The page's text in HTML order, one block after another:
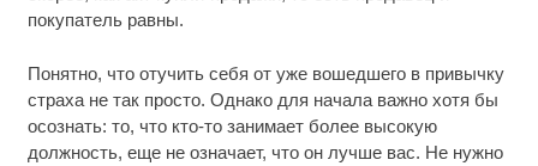
покупатель равны.
Понятно, что отучить себя от уже вошедшего в привычку
страха не так просто. Однако для начала важно хотя бы
осознать: то, что кто-то занимает более высокую
должность, еще не означает, что он лучше вас. Не нужно